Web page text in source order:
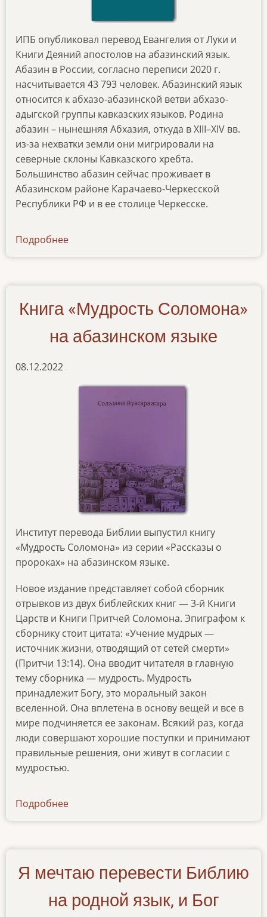
ИПБ опубликовал перевод Евангелия от Луки и
Книги Деяний апостолов на абазинский язык.
Абазин в России, согласно переписи 2020 г.
насчитывается 43 793 человек. Абазинский язык
относится к абхазо-абазинской ветви абхазо-
адыгской группы кавказских языков. Родина
абазин – нынешняя Абхазия, откуда в XIII–XIV вв.
из-за нехватки земли они мигрировали на
северные склоны Кавказского хребта.
Большинство абазин сейчас проживает в
Абазинском районе Карачаево-Черкесской
Республики РФ и в ее столице Черкесске.
Подробнее
Книга «Мудрость Соломона»
на абазинском языке
08.12.2022
Институт перевода Библии выпустил книгу
«Мудрость Соломона» из серии «Рассказы о
пророках» на абазинском языке.
Новое издание представляет собой сборник
отрывков из двух библейских книг — 3-й Книги
Царств и Книги Притчей Соломона. Эпиграфом к
сборнику стоит цитата: «Учение мудрых —
источник жизни, отводящий от сетей смерти»
(Притчи 13:14). Она вводит читателя в главную
тему сборника — мудрость. Мудрость
принадлежит Богу, это моральный закон
вселенной. Она вплетена в основу вещей и все в
мире подчиняется ее законам. Всякий раз, когда
люди совершают хорошие поступки и принимают
правильные решения, они живут в согласии с
мудростью.
Подробнее
Я мечтаю перевести Библию
на родной язык, и Бог